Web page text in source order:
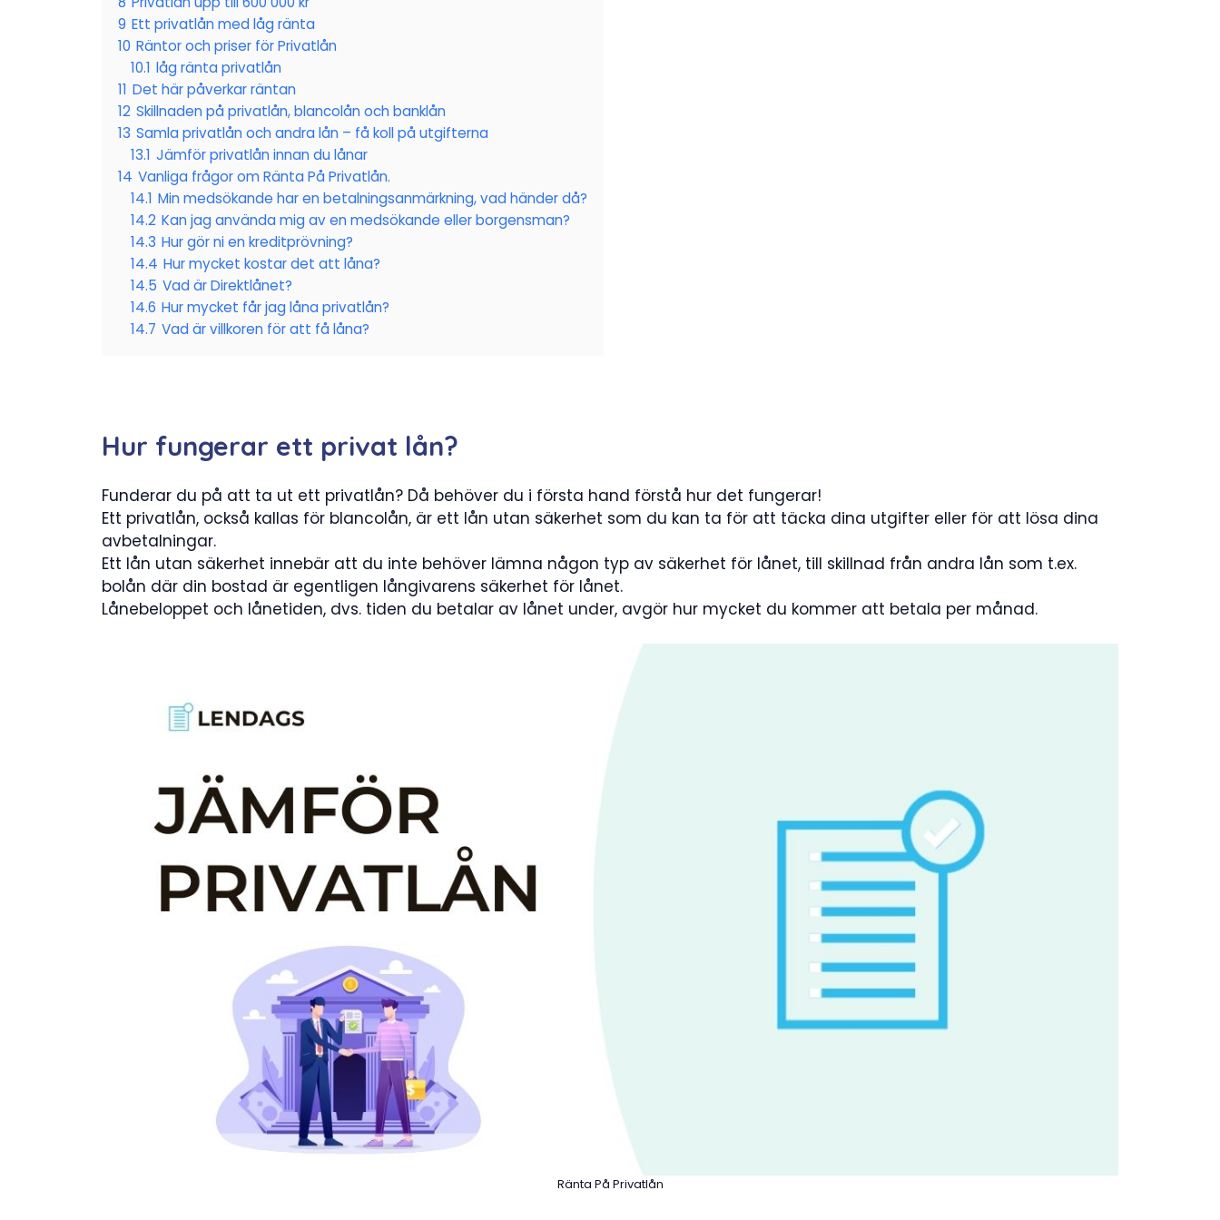
9 Ett privatlån med låg ränta
10 Räntor och priser för Privatlån
10.1 låg ränta privatlån
11 Det här påverkar räntan
12 Skillnaden på privatlån, blancolån och banklån
13 Samla privatlån och andra lån – få koll på utgifterna
13.1 Jämför privatlån innan du lånar
14 Vanliga frågor om Ränta På Privatlån.
14.1 Min medsökande har en betalningsanmärkning, vad händer då?
14.2 Kan jag använda mig av en medsökande eller borgensman?
14.3 Hur gör ni en kreditprövning?
14.4 Hur mycket kostar det att låna?
14.5 Vad är Direktlånet?
14.6 Hur mycket får jag låna privatlån?
14.7 Vad är villkoren för att få låna?
Hur fungerar ett privat lån?
Funderar du på att ta ut ett privatlån? Då behöver du i första hand förstå hur det fungerar!
Ett privatlån, också kallas för blancolån, är ett lån utan säkerhet som du kan ta för att täcka dina utgifter eller för att lösa dina
avbetalningar.
Ett lån utan säkerhet innebär att du inte behöver lämna någon typ av säkerhet för lånet, till skillnad från andra lån som t.ex.
bolån där din bostad är egentligen långivarens säkerhet för lånet.
Lånebeloppet och lånetiden, dvs. tiden du betalar av lånet under, avgör hur mycket du kommer att betala per månad.
Ränta På Privatlån